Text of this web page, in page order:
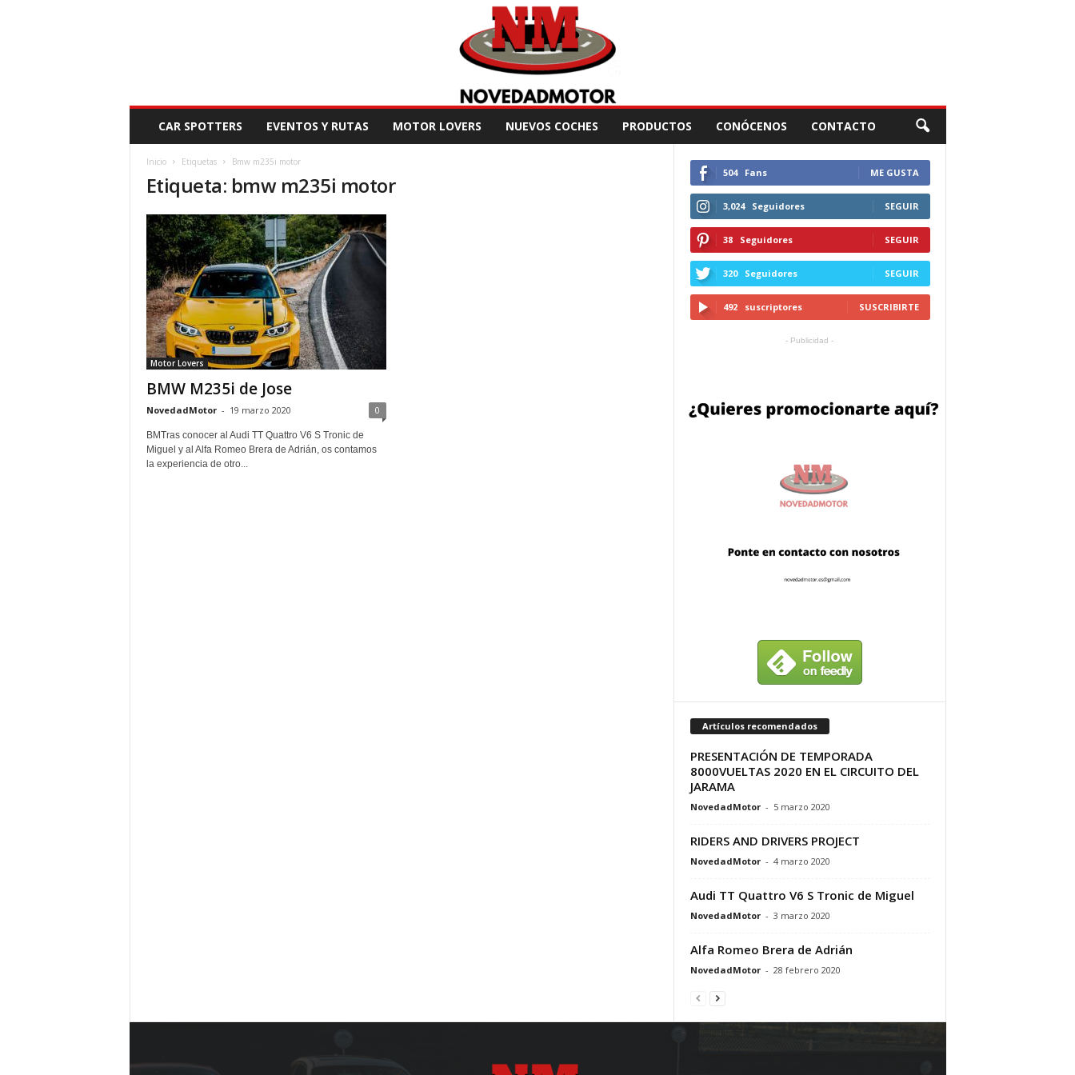
V
CAR SPOTTERS EVENTOS Y RUTAS MOTOR LOVERS NUEVOS COCHES PRODUCTOS CONÓCENOS CONTACTO
Inicio Etiquetas Bmw m235i motor
Etiqueta: bmw m235i motor
Motor Lovers
BMW M235i de Jose
NovedadMotor - 19 marzo 2020 0
BMTras conocer al Audi TT Quattro V6 S Tronic de
Miguel y al Alfa Romeo Brera de Adrián, os contamos
la experiencia de otro...
504 Fans ME GUSTA
3,024 Seguidores SEGUIR
38 Seguidores SEGUIR
320 Seguidores SEGUIR
492 suscriptores SUSCRIBIRTE
- Publicidad -
Artículos recomendados
PRESENTACIÓN DE TEMPORADA
8000VUELTAS 2020 EN EL CIRCUITO DEL
JARAMA
NovedadMotor - 5 marzo 2020
RIDERS AND DRIVERS PROJECT
NovedadMotor - 4 marzo 2020
Audi TT Quattro V6 S Tronic de Miguel
NovedadMotor - 3 marzo 2020
Alfa Romeo Brera de Adrián
NovedadMotor - 28 febrero 2020